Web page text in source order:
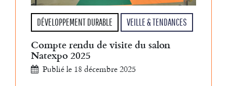
DÉVELOPPEMENT DURABLE VEILLE & TENDANCES
Compte rendu de visite du salon
Natexpo 2025
Publié le 18 décembre 2025